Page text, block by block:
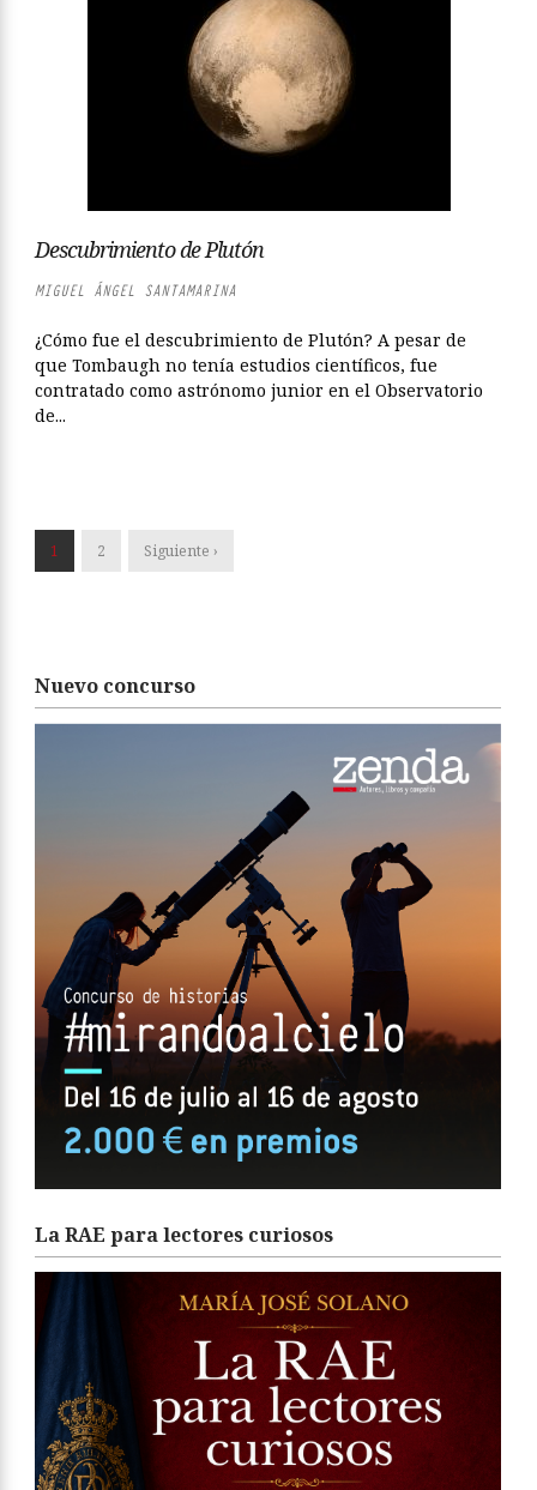
Descubrimiento de Plutón
MIGUEL ÁNGEL SANTAMARINA
¿Cómo fue el descubrimiento de Plutón? A pesar de
que Tombaugh no tenía estudios científicos, fue
contratado como astrónomo junior en el Observatorio
de...
1 2 Siguiente ›
Nuevo concurso
La RAE para lectores curiosos